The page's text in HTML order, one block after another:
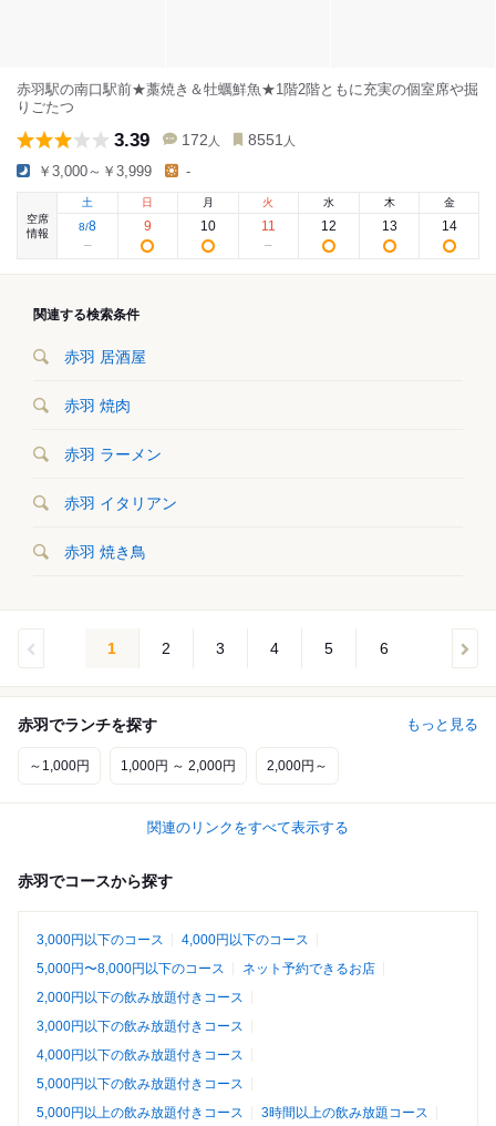
赤羽駅の南口駅前★藁焼き＆牡蠣鮮魚★1階2階ともに充実の個室席や掘
りごたつ
3.39 172 人 8551 人
￥3,000～￥3,999 -
空席
情報
土
8/8
日
9
月
10
火
11
水
12
木
13
金
14
関連する検索条件
赤羽 居酒屋
赤羽 焼肉
赤羽 ラーメン
赤羽 イタリアン
赤羽 焼き鳥
1 2 3 4 5 6
赤羽でランチを探す もっと見る
～1,000円 1,000円 ～ 2,000円 2,000円～
関連のリンクをすべて表示する
赤羽でコースから探す
3,000円以下のコース
4,000円以下のコース
5,000円〜8,000円以下のコース
ネット予約できるお店
2,000円以下の飲み放題付きコース
3,000円以下の飲み放題付きコース
4,000円以下の飲み放題付きコース
5,000円以下の飲み放題付きコース
5,000円以上の飲み放題付きコース
3時間以上の飲み放題コース